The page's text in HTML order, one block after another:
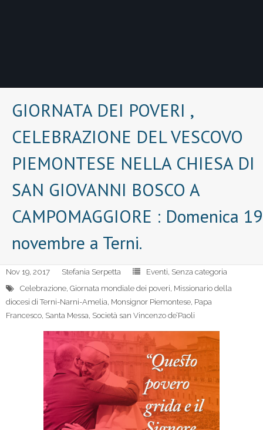
GIORNATA DEI POVERI ,
CELEBRAZIONE DEL VESCOVO
PIEMONTESE NELLA CHIESA DI
SAN GIOVANNI BOSCO A
CAMPOMAGGIORE : Domenica 19
novembre a Terni.
Nov 19, 2017 Stefania Serpetta Eventi, Senza categoria
Celebrazione, Giornata mondiale dei poveri, Missionario della
diocesi di Terni-Narni-Amelia, Monsignor Piemontese, Papa
Francesco, Santa Messa, Società san Vincenzo de’Paoli